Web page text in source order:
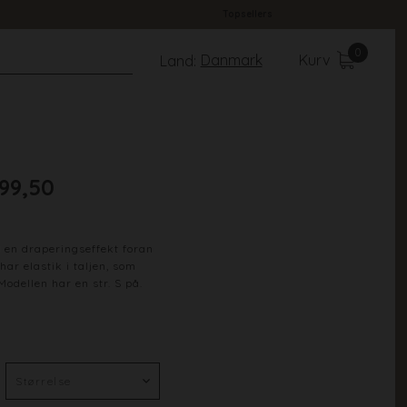
Kurv
Danmark
Land:
en draperingseffekt foran
elastik i taljen, som
har en str. S på.
L. Grey Mel.